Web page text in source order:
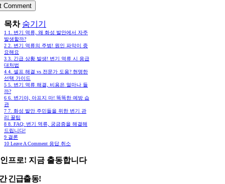
목차 숨기기
1 1. 변기 역류, 왜 화성 발안에서 자주
발생할까?
2 2. 변기 역류의 주범! 원인 파악이 중
요해요
3 3. 긴급 상황 발생! 변기 역류 시 응급
대처법
4 4. 셀프 해결 vs 전문가 도움? 현명한
선택 가이드
5 5. 변기 역류 해결, 비용은 얼마나 들
까?
6 6. 변기야, 아프지 마! 똑똑한 예방 습
관
7 7. 화성 발안 주민들을 위한 변기 관
리 꿀팁
8 8. FAQ: 변기 역류, 궁금증을 해결해
드립니다!
9 결론
10 Leave A Comment 응답 취소
프로! 지금 출동합니다
긴급출동!